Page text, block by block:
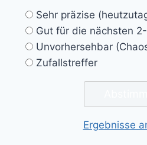
Sehr präzise
Gut für die nächsten
Unvorhersehbar
Zufallstreffer
Ergebnisse